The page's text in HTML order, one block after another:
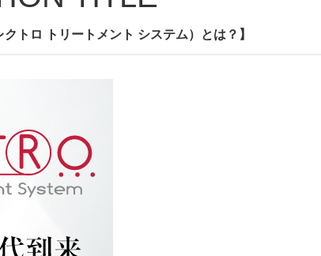
トロ トリートメント システム）とは？】